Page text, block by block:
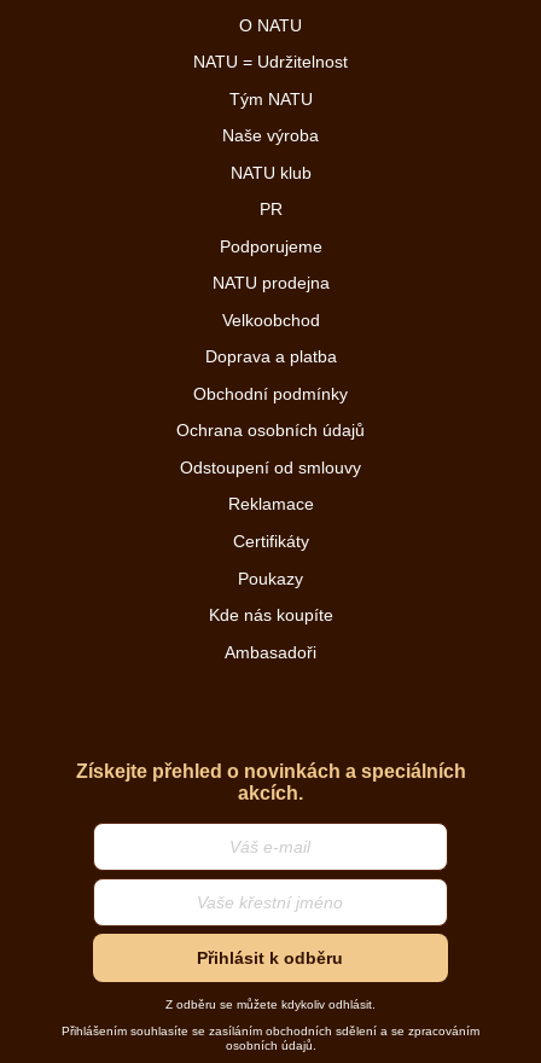
O NATU
NATU = Udržitelnost
Tým NATU
Naše výroba
NATU klub
PR
Podporujeme
NATU prodejna
Velkoobchod
Doprava a platba
Obchodní podmínky
Ochrana osobních údajů
Odstoupení od smlouvy
Reklamace
Certifikáty
Poukazy
Kde nás koupíte
Ambasadoři
Získejte přehled o novinkách a speciálních
akcích.
Přihlásit k odběru
Z odběru se můžete kdykoliv odhlásit.
Přihlášením souhlasíte se zasíláním obchodních sdělení a se zpracováním
osobních údajů.